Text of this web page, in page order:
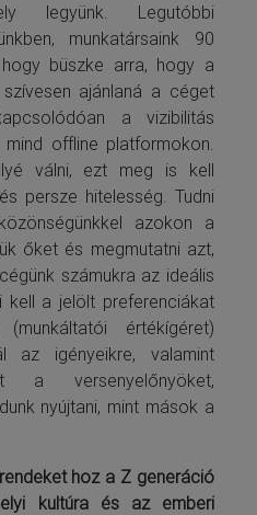
legyünk. Legutóbbi
munkatársaink 90
büszke arra, hogy a
ajánlaná a céget
a vizibilitás
offline platformokon.
válni, ezt meg is kell
persze hitelesség. Tudni
azokon a
őket és megmutatni azt,
számukra az ideális
kell a jelölt preferenciákat
értékígéret)
az igényeikre, valamint
a versenyelőnyöket,
nyújtani, mint mások a
hoz a Z generáció
kultúra és az emberi